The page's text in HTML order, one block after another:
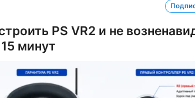
PS VR2 и не
минут